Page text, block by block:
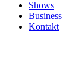
Shows
Business
Kontakt